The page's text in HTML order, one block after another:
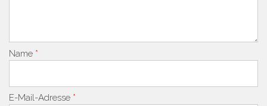
Name *
E-Mail-Adresse *